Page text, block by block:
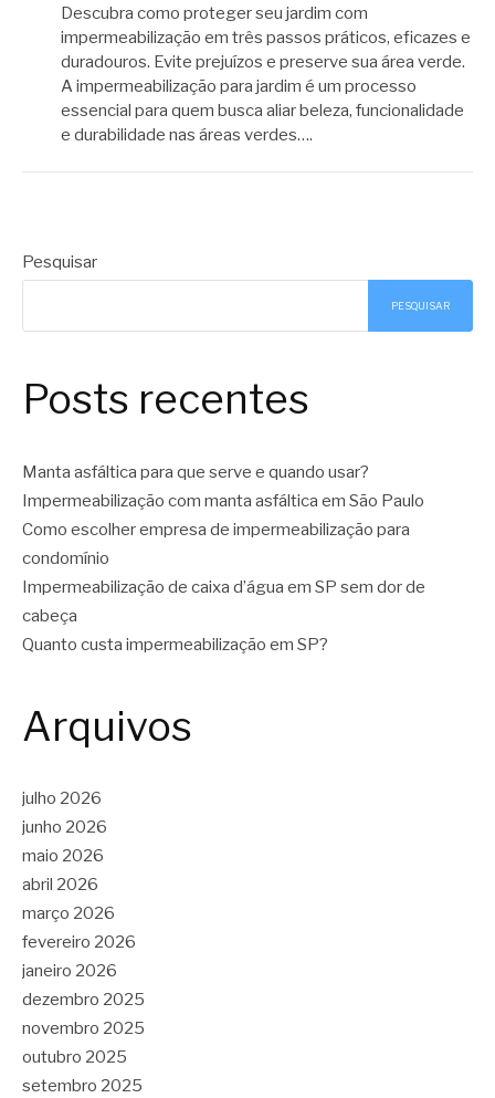
Descubra como proteger seu jardim com
impermeabilização em três passos práticos, eficazes e
duradouros. Evite prejuízos e preserve sua área verde.
A impermeabilização para jardim é um processo
essencial para quem busca aliar beleza, funcionalidade
e durabilidade nas áreas verdes….
Pesquisar
PESQUISAR
Posts recentes
Manta asfáltica para que serve e quando usar?
Impermeabilização com manta asfáltica em São Paulo
Como escolher empresa de impermeabilização para
condomínio
Impermeabilização de caixa d’água em SP sem dor de
cabeça
Quanto custa impermeabilização em SP?
Arquivos
julho 2026
junho 2026
maio 2026
abril 2026
março 2026
fevereiro 2026
janeiro 2026
dezembro 2025
novembro 2025
outubro 2025
setembro 2025